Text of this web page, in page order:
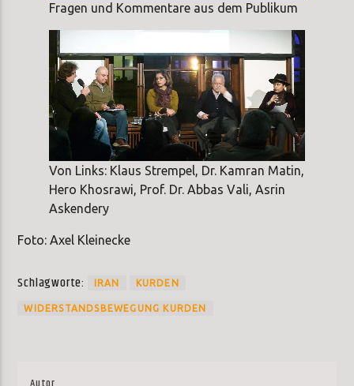
Fragen und Kommentare aus dem Publikum
Von Links: Klaus Strempel, Dr. Kamran Matin,
Hero Khosrawi, Prof. Dr. Abbas Vali, Asrin
Askendery
Foto: Axel Kleinecke
Schlagworte: IRAN KURDEN
WIDERSTANDSBEWEGUNG KURDEN